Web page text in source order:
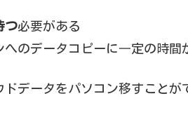
つ必要がある
のデータコピーに⼀定の時間
データをパソコン移すことが